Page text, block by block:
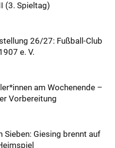
(3. Spieltag)
26/27: Fußball-Club
e. V.
am Wochenende –
Vorbereitung
Sieben: Giesing brennt auf